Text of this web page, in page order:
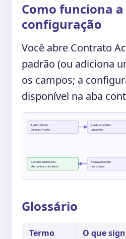
Como funciona a
configuração
Você abre Contrato
padrão (ou adiciona
os campos; a
disponível na aba
1. Abre Cliente →
Contrato Aceite
2. Adiciona/edita
um aceite
5. Grava o aceite
no sistema
6. Aceite aparece na
aba contrato do cliente
Glossário
Termo O que